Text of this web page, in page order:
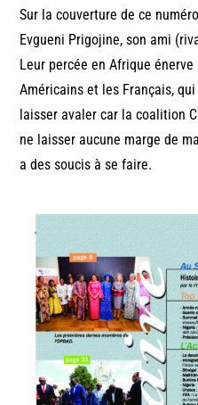
Sur la couverture de ce
Evgueni Prigojine, son ami
Leur percée en Afrique
Américains et les Français,
laisser avaler car la coalition
ne laisser aucune marge de
a des soucis à se faire.